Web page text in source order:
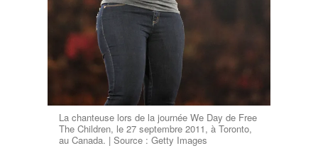
La chanteuse lors de la journée We Day de Free
The Children, le 27 septembre 2011, à Toronto,
au Canada. | Source : Getty Images